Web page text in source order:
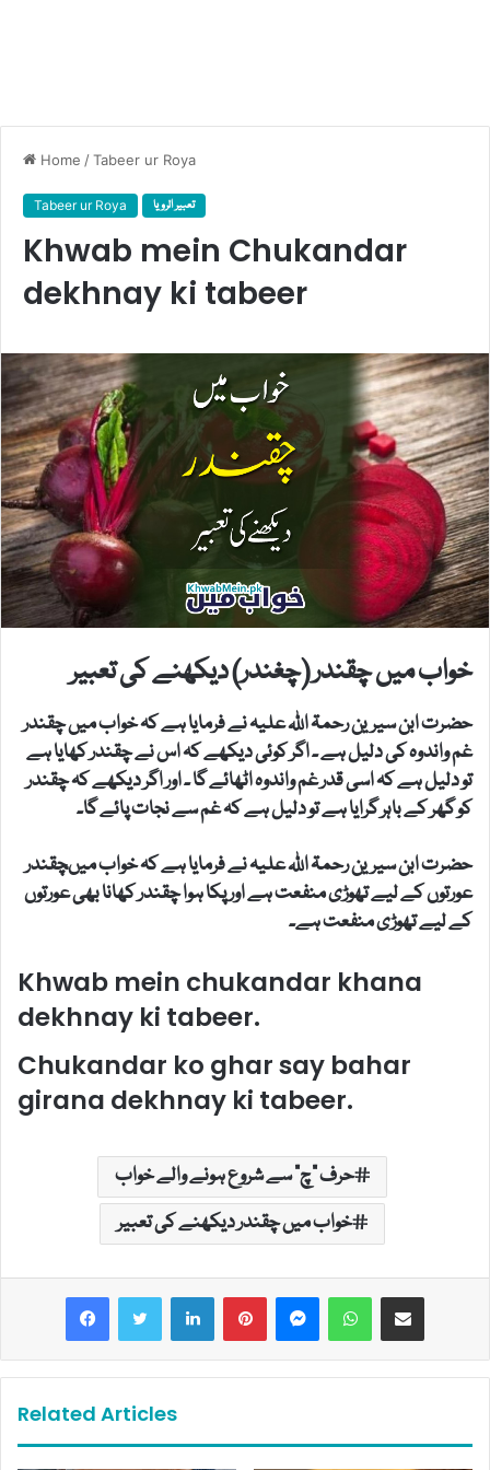
Home /Tabeer ur Roya
Tabeer ur Roya تعبیر الرویا
Khwab mein Chukandar
dekhnay ki tabeer
خواب میں چقندر (چغندر) دیکھنے کی تعبیر
حضرت ابن سیرین رحمۃ اللہ علیہ نے فرمایا ہے کہ خواب میں چقندر
غم واندوہ کی دلیل ہے ۔ اگر کوئی دیکھے کہ اس نے چقندر کھایا ہے
تو دلیل ہے کہ اسی قدر غم واندوہ اٹھائے گا ۔ اور اگر دیکھے کہ چقندر
کو گھر کے باہر گرایا ہے تو دلیل ہے کہ غم سے نجات پائے گا۔
حضرت ابن سیرین رحمۃ اللہ علیہ نے فرمایا ہے کہ خواب میںچقندر
عورتوں کے لیے تھوڑی منفعت ہے اور پکا ہوا چقندر کھانا بھی عورتوں
کے لیے تھوڑی منفعت ہے۔
Khwab mein chukandar khana
dekhnay ki tabeer.
Chukandar ko ghar say bahar
girana dekhnay ki tabeer.
حرف "چ" سے شروع ہونے والے خواب
خواب میں چقندر دیکھنے کی تعبیر
LinkedInPinterestMessengerWhatsAppShare via Email
Related Articles